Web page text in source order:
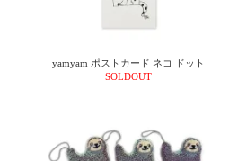
yamyam ポストカード ネコ ドット
SOLDOUT